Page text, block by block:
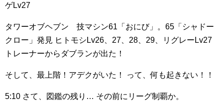
ゲLv27
タワーオブヘブン 技マシン61「おにび」。65「シャドー
クロー」発見 ヒトモシLv26、27、28、29、リグレーLv27
トレーナーからダブランが出た！
そして、最上階！アデクがいた！ って、何も起きない！！
5:10 さて、図鑑の残り… その前にリーグ制覇か。